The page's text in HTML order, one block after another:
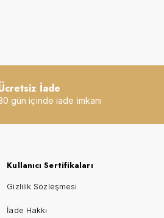
İade
gün içinde iade imkanı
Kullanıcı Sertifikaları
Gizlilik Sözleşmesi
İade Hakkı